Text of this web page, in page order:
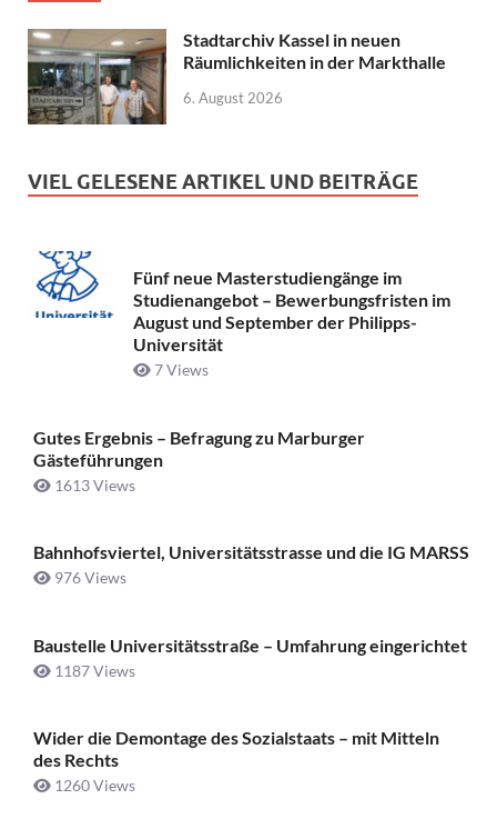
Stadtarchiv Kassel in neuen
Räumlichkeiten in der Markthalle
6. August 2026
VIEL GELESENE ARTIKEL UND BEITRÄGE
Fünf neue Masterstudiengänge im
Studienangebot – Bewerbungsfristen im
August und September der Philipps-
Universität
7 Views
Gutes Ergebnis – Befragung zu Marburger
Gästeführungen
1613 Views
Bahnhofsviertel, Universitätsstrasse und die IG MARSS
976 Views
Baustelle Universitätsstraße ­– Umfahrung eingerichtet
1187 Views
Wider die Demontage des Sozialstaats – mit Mitteln
des Rechts
1260 Views